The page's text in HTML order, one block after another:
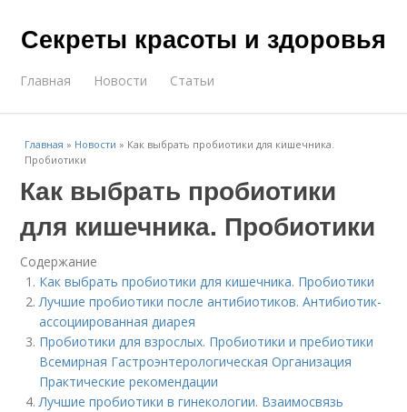
Секреты красоты и здоровья
Главная Новости Статьи
Главная » Новости » Как выбрать пробиотики для кишечника.
Пробиотики
Как выбрать пробиотики
для кишечника. Пробиотики
Содержание
Как выбрать пробиотики для кишечника. Пробиотики
Лучшие пробиотики после антибиотиков. Антибиотик-
ассоциированная диарея
Пробиотики для взрослых. Пробиотики и пребиотики
Всемирная Гастроэнтерологическая Организация
Практические рекомендации
Лучшие пробиотики в гинекологии. Взаимосвязь